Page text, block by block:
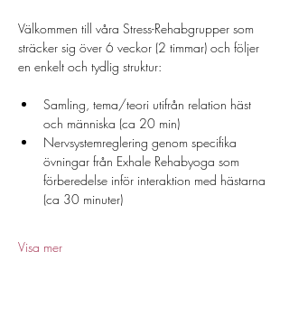
Välkommen till våra Stress-Rehabgrupper som
sträcker sig över 6 veckor (2 timmar) och följer
en enkelt och tydlig struktur:
Samling, tema/teori utifrån relation häst
och människa (ca 20 min)
Nervsystemreglering genom specifika
övningar från Exhale Rehabyoga som
förberedelse inför interaktion med hästarna
(ca 30 minuter)
Visa mer